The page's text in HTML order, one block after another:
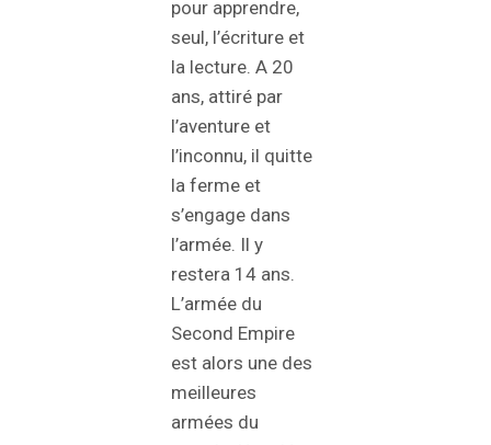
pour apprendre,
seul, l’écriture et
la lecture. A 20
ans, attiré par
l’aventure et
l’inconnu, il quitte
la ferme et
s’engage dans
l’armée. Il y
restera 14 ans.
L’armée du
Second Empire
est alors une des
meilleures
armées du